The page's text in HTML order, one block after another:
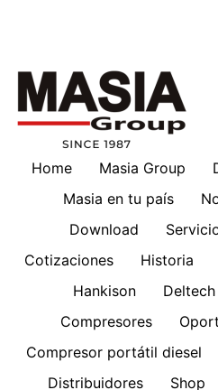
Home Masia Group
Masia en tu país
Download
Cotizaciones
Historia
Hankison
Deltech
Compresores
Compresor portátil diesel
Distribuidores
Shop